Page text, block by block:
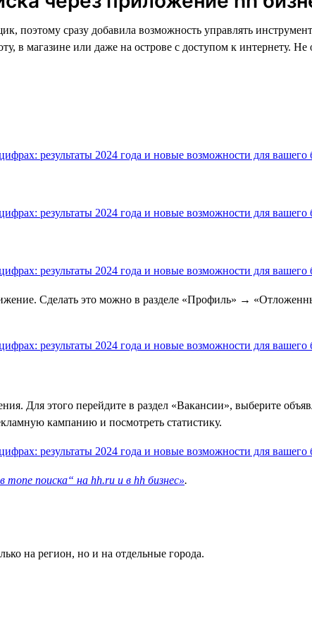
поэтому сразу добавила возможность управлять
в магазине или даже на острове с доступом к интернету.
Сделать это можно в разделе «Профиль» →
Для этого перейдите в раздел «Вакансии», выберите
кампанию и посмотреть статистику.
поиска“ на hh.ru и в hh бизнес».
на регион, но и на отдельные города.